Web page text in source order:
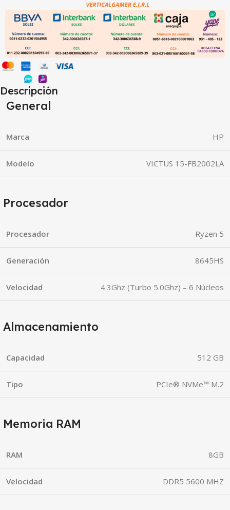
Descripción
General
Marca HP
Modelo VICTUS 15-FB2002LA
Procesador
Procesador Ryzen 5
Generación 8645HS
Velocidad 4.3Ghz (Turbo 5.0Ghz) – 6 Núcleos
Almacenamiento
Capacidad 512 GB
Tipo PCIe® NVMe™ M.2
Memoria RAM
RAM 8GB
Velocidad DDR5 5600 MHZ